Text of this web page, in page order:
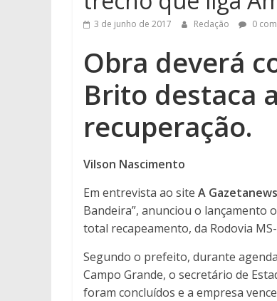
3 de junho de 2017 Redação 0
Obra deverá
Brito destaca
recuperação.
Vilson Nascimento
Em entrevista ao site A Gazetanews
Bandeira”, anunciou o lançamento
total recapeamento, da Rodovia
Segundo o prefeito, durante
Campo Grande, o secretário de
foram concluídos e a empresa